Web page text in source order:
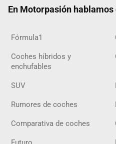
En Motorpasión hablamos
Fórmula1
Coches híbridos y
enchufables
SUV
Rumores de coches
Comparativa de coches